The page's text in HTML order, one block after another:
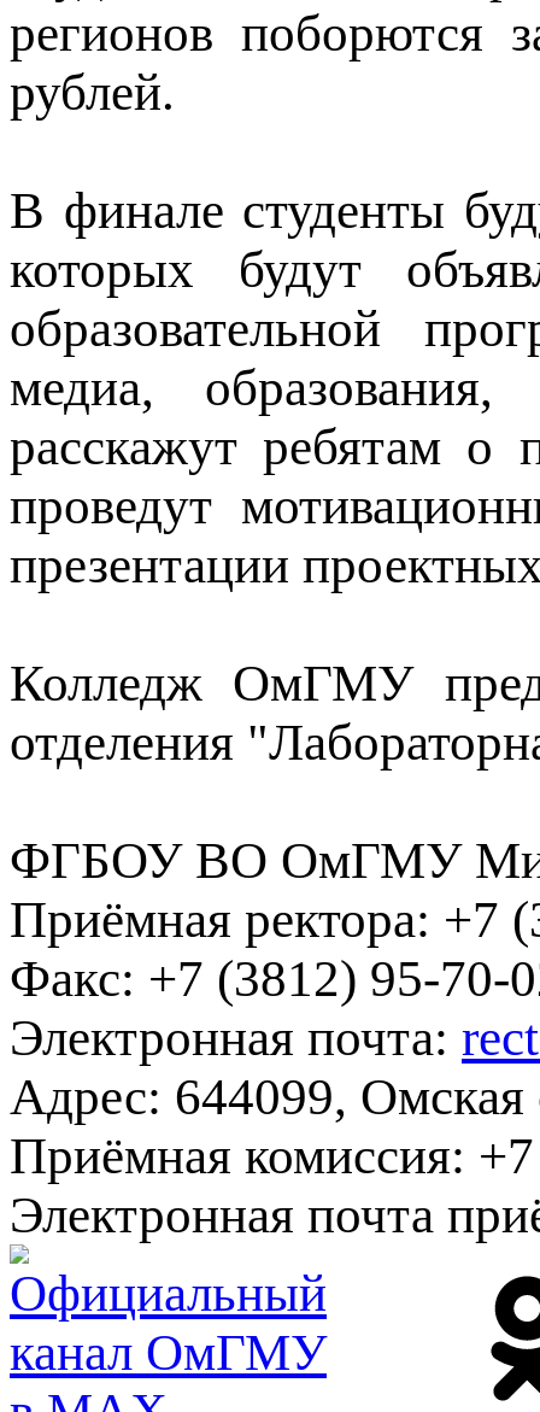
регионов
рублей.
В финале студенты
которых будут
образовательной
медиа,
расскажут ребятам о
проведут
презентации
Колледж ОмГМУ
отделения
ФГБОУ ВО ОмГМУ
Приёмная ректора: +7
Факс: +7 (3812) 95-70-
Электронная почта:
Адрес: 644099, Омская
Приёмная комиссия:
Электронная почта